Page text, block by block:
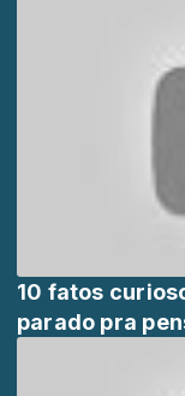
10 fatos
parado pra